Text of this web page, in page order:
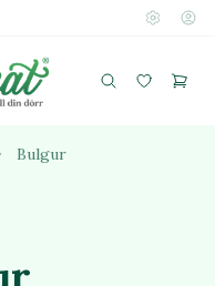
Bulgur